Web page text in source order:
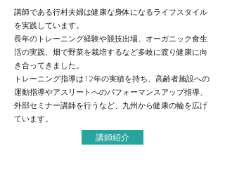
講師である行村夫婦は健康な身体になるライフスタイル
を実践しています。
長年のトレーニング経験や競技出場、オーガニック食生
活の実践、畑で野菜を栽培するなど多岐に渡り健康に向
き合ってきました。
トレーニング指導は12年の実績を持ち、高齢者施設への
運動指導やアスリートへのパフォーマンスアップ指導、
外部セミナー講師を行うなど、九州から健康の輪を広げ
ています。
講師紹介